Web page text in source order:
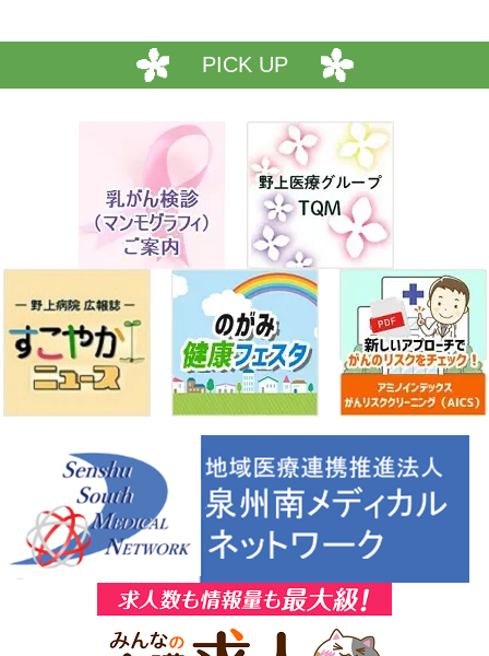
お知らせ
のがみ泉州リハビリテーションクリニック お盆休みのお知ら
せ
患者・家族様へ
入院料基本料変更のお知らせ
2025年07月25日
お知らせ
電子カルテ更新のお知らせ ※2025年8月1日（金）より
2025年06月19日
採用情報
野上病院 薬剤師（薬局長候補者）（正職員）の求人を追加し
ました。
2025年05月29日
患者・家族様へ
野上病院 「面会制限緩和」のお知らせ ※2025年6月9日
（月）より
2025年05月14日
採用情報
野上病院 看護師（通所リハビリテーション）（正職員）の求
人を追加しました。
2025年05月14日
採用情報
PICK UP